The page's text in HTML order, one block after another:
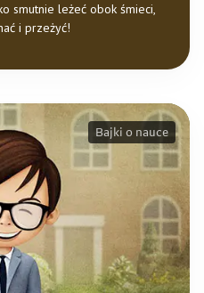
smutnie leżeć obok śmieci,
i przeżyć!
Bajki o nauce